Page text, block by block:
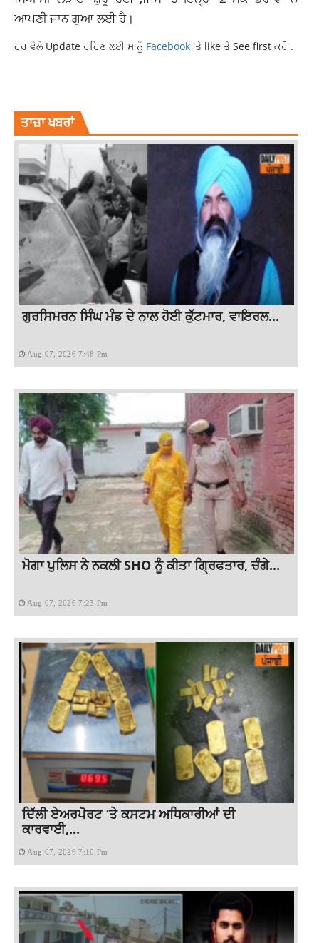
ਆਪਣੀ ਜਾਨ ਗੁਆ ਲਈ ਹੈ।
ਹਰ ਵੇਲੇ Update ਰਹਿਣ ਲਈ ਸਾਨੂੰ Facebook 'ਤੇ like ਤੇ See first ਕਰੋ .
ਤਾਜ਼ਾ ਖਬਰਾਂ
ਗੁਰਸਿਮਰਨ ਸਿੰਘ ਮੰਡ ਦੇ ਨਾਲ ਹੋਈ ਕੁੱਟਮਾਰ, ਵਾਇਰਲ...
Aug 07, 2026 7:48 Pm
ਮੋਗਾ ਪੁਲਿਸ ਨੇ ਨਕਲੀ SHO ਨੂੰ ਕੀਤਾ ਗ੍ਰਿਫਤਾਰ, ਚੰਗੇ...
Aug 07, 2026 7:23 Pm
ਦਿੱਲੀ ਏਅਰਪੋਰਟ ‘ਤੇ ਕਸਟਮ ਅਧਿਕਾਰੀਆਂ ਦੀ
ਕਾਰਵਾਈ,...
Aug 07, 2026 7:10 Pm